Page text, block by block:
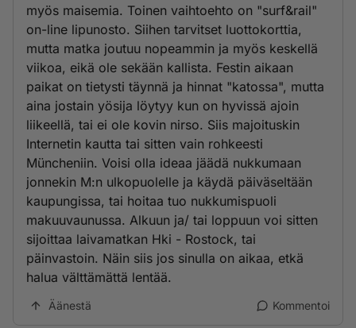
myös maisemia. Toinen vaihtoehto on "surf&rail"
on-line lipunosto. Siihen tarvitset luottokorttia,
mutta matka joutuu nopeammin ja myös keskellä
viikoa, eikä ole sekään kallista. Festin aikaan
paikat on tietysti täynnä ja hinnat "katossa", mutta
aina jostain yösija löytyy kun on hyvissä ajoin
liikeellä, tai ei ole kovin nirso. Siis majoituskin
Internetin kautta tai sitten vain rohkeesti
Müncheniin. Voisi olla ideaa jäädä nukkumaan
jonnekin M:n ulkopuolelle ja käydä päiväseltään
kaupungissa, tai hoitaa tuo nukkumispuoli
makuuvaunussa. Alkuun ja/ tai loppuun voi sitten
sijoittaa laivamatkan Hki - Rostock, tai
päinvastoin. Näin siis jos sinulla on aikaa, etkä
halua välttämättä lentää.
Äänestä Kommentoi